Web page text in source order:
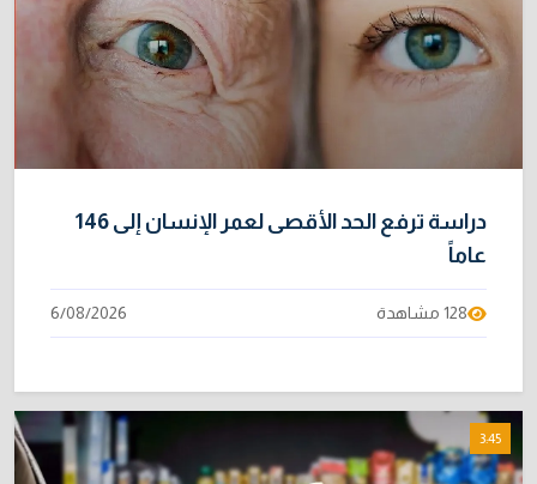
دراسة ترفع الحد الأقصى لعمر الإنسان إلى 146
عاماً
128 مشاهدة 6/08/2026
3:45